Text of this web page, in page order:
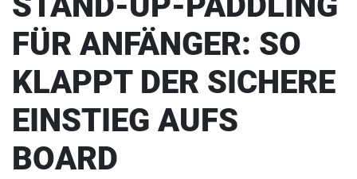
FÜR ANFÄNGER: SO
KLAPPT DER SICHERE
EINSTIEG AUFS
BOARD